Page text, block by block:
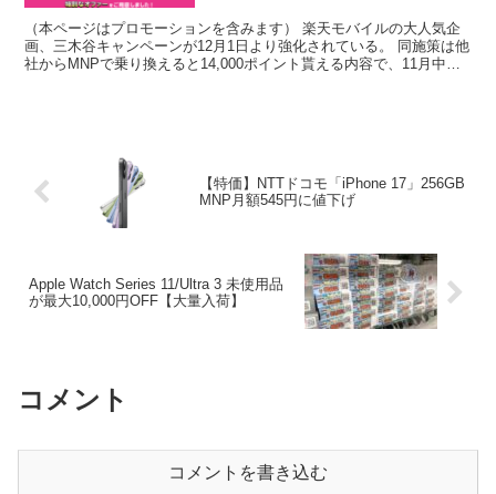
（本ページはプロモーションを含みます） 楽天モバイルの大人気企
画、三木谷キャンペーンが12月1日より強化されている。 同施策は他
社からMNPで乗り換えると14,000ポイント貰える内容で、11月中に
【特価】NTTドコモ「iPhone 17」256GB
MNP月額545円に値下げ
Apple Watch Series 11/Ultra 3 未使用品
が最大10,000円OFF【大量入荷】
コメント
コメントを書き込む